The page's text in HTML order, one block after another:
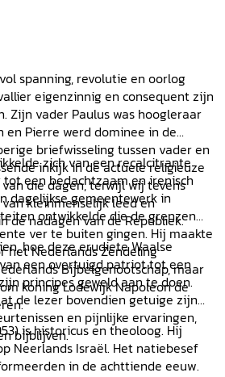
spanning, revolutie en oorlog
eigenzinnig en consequent zijn
Zijn vader Paulus was hoogleraar
en Pierre werd dominee in de
briefwisseling tussen vader en
inkijk in de actuele religieuze
die dagen, terwijl wij tevens
kleinmenselijk leed en
de nadagen van de Republiek.
zich van een recalcitrante
een bedachtzaam en irenisch
dagelijkse gemeentewerk in
ontwikkelde die de grenzen
ver te buiten gingen. Hij maakte
het Nederlands Zendeling
Bijbelgenootschap, maar
koning Lodewijk Napoleon de
hoe deze erudiete Waalse
een overtuigd patriot tot een
principes geweld aan te doen.
de lezer bovendien getuige zijn
en pijnlijke ervaringen,
bijblijven.
is historicus en theoloog. Hij
Neerlands Israël. Het natiebesef
in de achttiende eeuw.